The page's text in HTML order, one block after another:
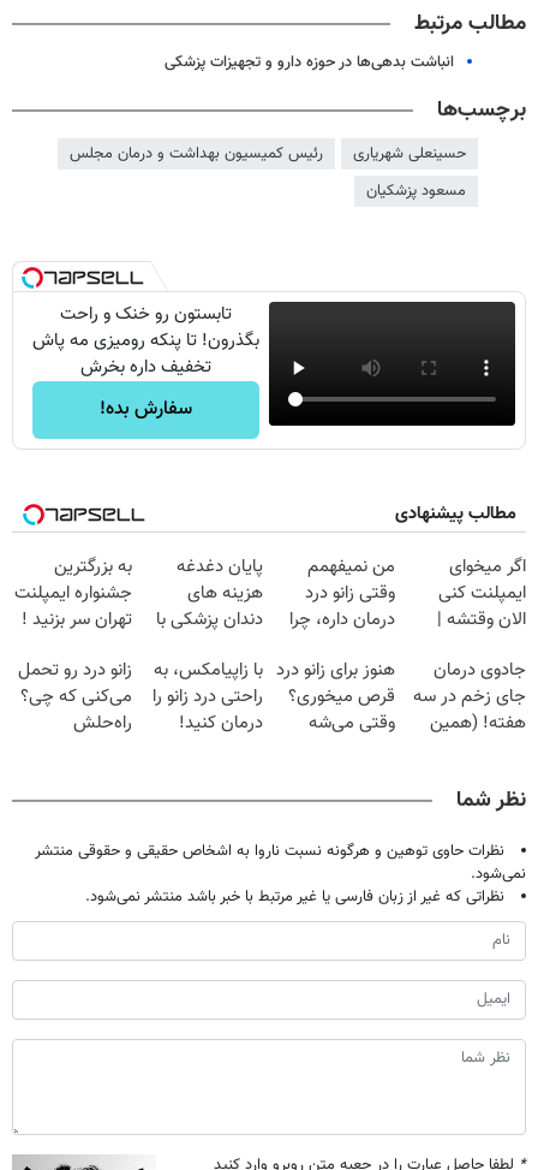
مطالب مرتبط
انباشت بدهی‌ها در حوزه دارو و تجهیزات پزشکی
برچسب‌ها
حسینعلی شهریاری
رئیس کمیسیون بهداشت و درمان مجلس
مسعود پزشکیان
تابستون رو خنک و راحت
بگذرون! تا پنکه رومیزی مه پاش
تخفیف داره بخرش
سفارش بده!
مطالب پیشنهادی
اگر میخوای
ایمپلنت کنی
الان وقتشه |
میلیون تومان!!!
من نمیفهمم
وقتی زانو درد
درمان داره، چرا
تحمل میکنی؟❗
پایان دغدغه
هزینه های
دندان پزشکی با
خانگی
به بزرگترین
جشنواره ایمپلنت
تهران سر بزنید !
میلیون !
جادوی درمان
جای زخم در سه
هفته! (همین
هنوز برای زانو درد
قرص میخوری؟
وقتی می‌شه
با زاپیامکس، به
راحتی درد زانو را
درمان کنید!
زانو درد رو تحمل
می‌کنی که چی؟
راه‌حلش
نظر شما
نظرات حاوی توهین و هرگونه نسبت ناروا به اشخاص حقیقی و حقوقی منتشر
نمی‌شود.
نظراتی که غیر از زبان فارسی یا غیر مرتبط با خبر باشد منتشر نمی‌شود.